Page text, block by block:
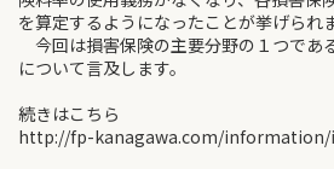
を算定するようになったことが挙げられま
今回は損害保険の主要分野の１つであ
について言及します。
続きはこちら
http://fp-kanagawa.com/information/